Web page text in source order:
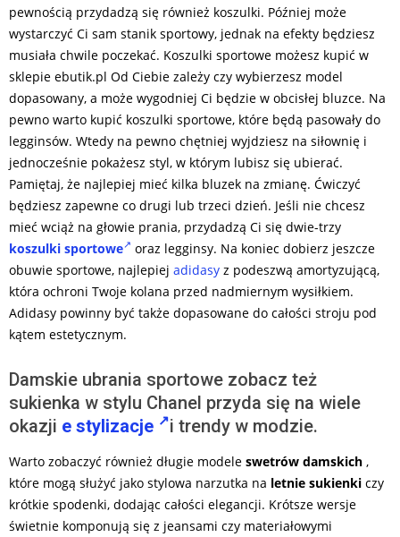
pewnością przydadzą się również koszulki. Później może
wystarczyć Ci sam stanik sportowy, jednak na efekty będziesz
musiała chwile poczekać. Koszulki sportowe możesz kupić w
sklepie ebutik.pl Od Ciebie zależy czy wybierzesz model
dopasowany, a może wygodniej Ci będzie w obcisłej bluzce. Na
pewno warto kupić koszulki sportowe, które będą pasowały do
legginsów. Wtedy na pewno chętniej wyjdziesz na siłownię i
jednocześnie pokażesz styl, w którym lubisz się ubierać.
Pamiętaj, że najlepiej mieć kilka bluzek na zmianę. Ćwiczyć
będziesz zapewne co drugi lub trzeci dzień. Jeśli nie chcesz
mieć wciąż na głowie prania, przydadzą Ci się dwie-trzy
koszulki sportowe
oraz legginsy. Na koniec dobierz jeszcze
obuwie sportowe, najlepiej adidasy z podeszwą amortyzującą,
która ochroni Twoje kolana przed nadmiernym wysiłkiem.
Adidasy powinny być także dopasowane do całości stroju pod
kątem estetycznym.
Damskie ubrania sportowe zobacz też
sukienka w stylu Chanel przyda się na wiele
okazji e stylizacje i trendy w modzie.
Warto zobaczyć również długie modele swetrów damskich ,
które mogą służyć jako stylowa narzutka na letnie sukienki czy
krótkie spodenki, dodając całości elegancji. Krótsze wersje
świetnie komponują się z jeansami czy materiałowymi